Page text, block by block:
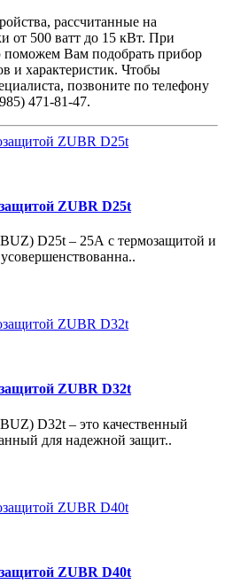
рассчитанные на
от 500 ватт до 15 кВт. При
поможем Вам подобрать прибор
и характеристик. Чтобы
позвоните по телефону
471-81-47.
ZUBR D25t
D25t – 25А с термозащитой и
ZUBR D32t
D32t – это качественный
для надежной защит..
ZUBR D40t